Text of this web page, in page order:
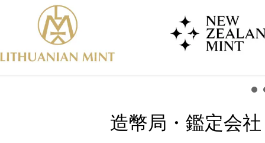
造幣局・鑑定会